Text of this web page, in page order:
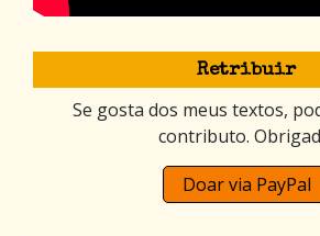
Retribuir
Se gosta dos meus textos,
contributo.
Doar via PayPal